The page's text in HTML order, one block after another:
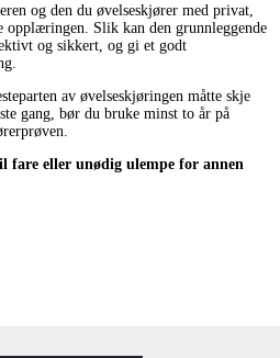
og den du øvelseskjører med privat,
opplæringen. Slik kan den grunnleggende
og sikkert, og gi et godt
av øvelseskjøringen måtte skje
gang, bør du bruke minst to år på
eller unødig ulempe for annen